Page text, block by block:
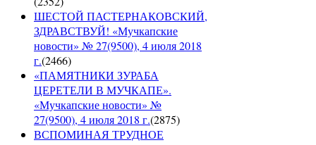
ШЕСТОЙ ПАСТЕРНАКОВСКИЙ,
ЗДРАВСТВУЙ! «Мучкапские
новости» № 27(9500), 4 июля 2018
г.(2466)
«ПАМЯТНИКИ ЗУРАБА
ЦЕРЕТЕЛИ В МУЧКАПЕ».
«Мучкапские новости» №
27(9500), 4 июля 2018 г.(2875)
ВСПОМИНАЯ ТРУДНОЕ